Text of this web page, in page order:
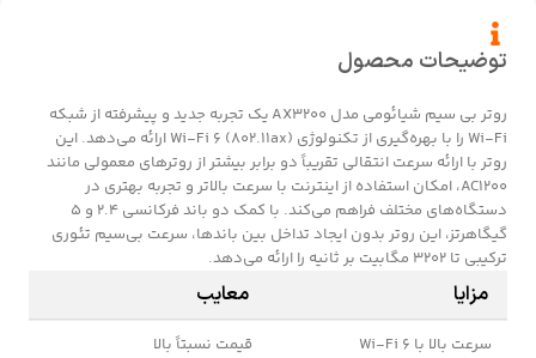
توضیحات محصول
روتر بی سیم شیائومی مدل AX3200 یک تجربه جدید و پیشرفته از شبکه
Wi-Fi را با بهره‌گیری از تکنولوژی Wi-Fi 6 (802.11ax) ارائه می‌دهد. این
روتر با ارائه سرعت انتقالی تقریباً دو برابر بیشتر از روترهای معمولی مانند
AC1200، امکان استفاده از اینترنت با سرعت بالاتر و تجربه بهتری در
دستگاه‌های مختلف فراهم می‌کند. با کمک دو باند فرکانسی ۲.۴ و ۵
گیگاهرتز، این روتر بدون ایجاد تداخل بین باندها، سرعت بی‌سیم تئوری
ترکیبی تا ۳۲۰۲ مگابیت بر ثانیه را ارائه می‌دهد.
مزایا معایب
سرعت بالا با Wi-Fi 6 قیمت نسبتاً بالا